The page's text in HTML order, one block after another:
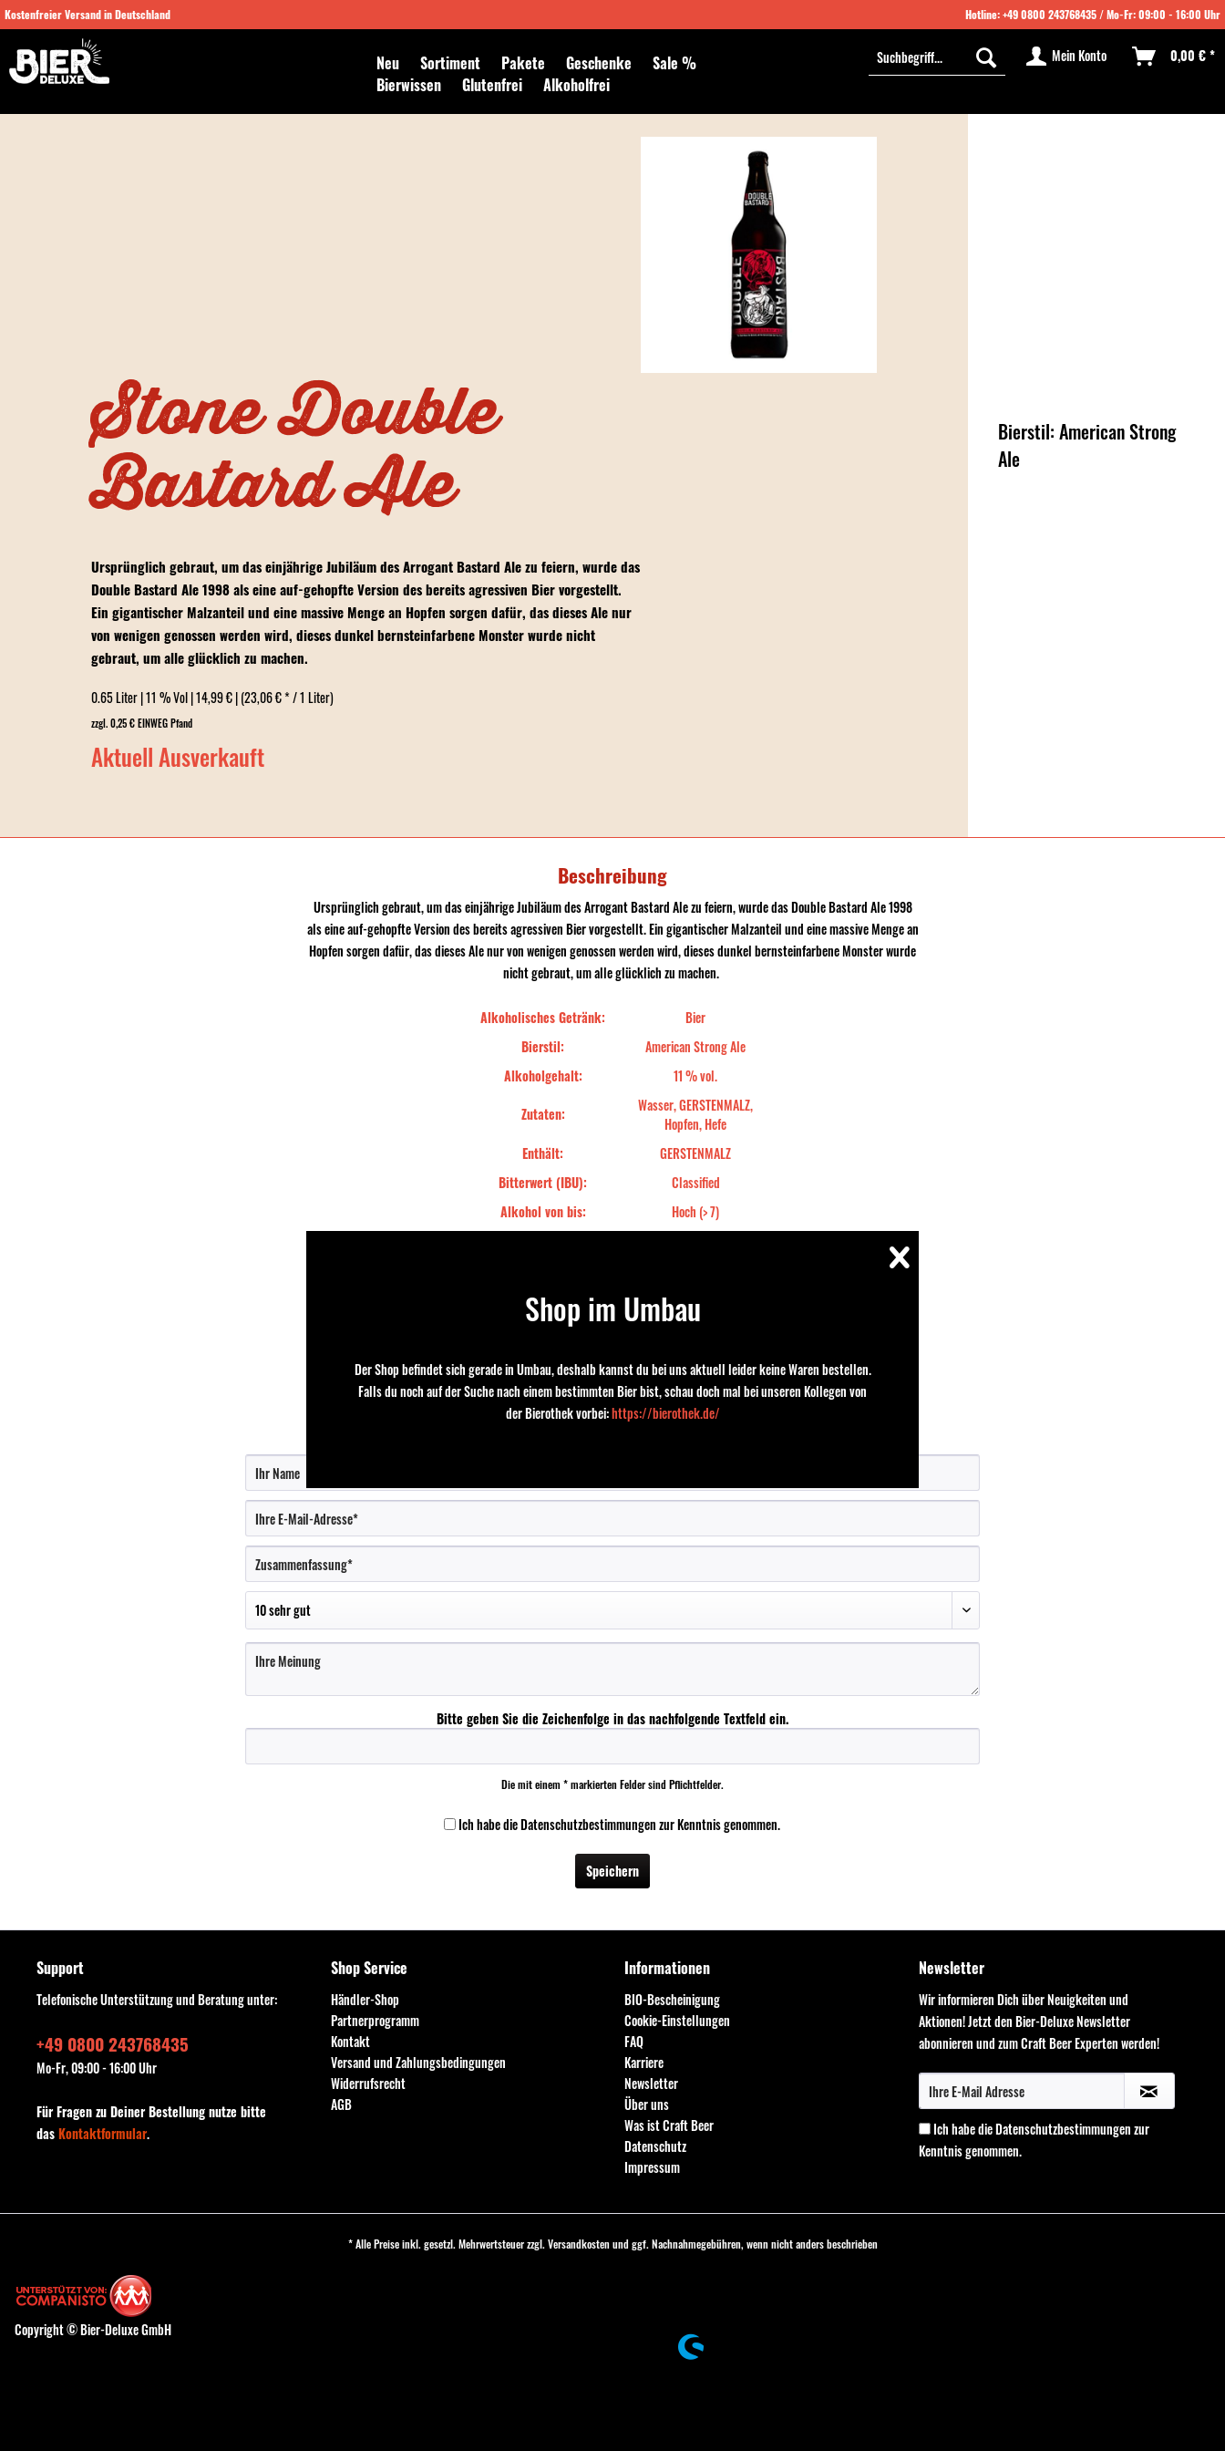
Kostenfreier Versand in Deutschland Hotline:+49 0800 243768435 / Mo-Fr: 09:00 - 16:00 Uhr
Neu Sortiment Pakete Geschenke
Sale %
Bierwissen
Glutenfrei Alkoholfrei
Mein Konto 0,00 € *
Newsletter abonnieren
Stone Double
Bastard Ale
Ursprünglich gebraut, um das einjährige Jubiläum des Arrogant Bastard Ale zu feiern, wurde das
Double Bastard Ale 1998 als eine auf-gehopfte Version des bereits agressiven Bier vorgestellt.
Ein gigantischer Malzanteil und eine massive Menge an Hopfen sorgen dafür, das dieses Ale nur
von wenigen genossen werden wird, dieses dunkel bernsteinfarbene Monster wurde nicht
gebraut, um alle glücklich zu machen.
0.65 Liter | 11 % Vol | 14,99 € | (23,06 € * / 1 Liter)
zzgl. 0,25 € EINWEG Pfand
Aktuell Ausverkauft
Bierstil: American Strong
Ale
Beschreibung
Ursprünglich gebraut, um das einjährige Jubiläum des Arrogant Bastard Ale zu feiern, wurde das Double Bastard Ale 1998
als eine auf-gehopfte Version des bereits agressiven Bier vorgestellt. Ein gigantischer Malzanteil und eine massive Menge an
Hopfen sorgen dafür, das dieses Ale nur von wenigen genossen werden wird, dieses dunkel bernsteinfarbene Monster wurde
nicht gebraut, um alle glücklich zu machen.
Alkoholisches Getränk:
Bier
Bierstil:
American Strong Ale
Alkoholgehalt:
11 % vol.
Zutaten:
Wasser, GERSTENMALZ,
Hopfen, Hefe
Enthält:
GERSTENMALZ
Bitterwert (IBU):
Classified
Alkohol von bis:
Hoch (> 7)
Verantwortliches
Stone Brewing GmbH,
Land:
USA
Bitte geben Sie die Zeichenfolge in das nachfolgende Textfeld ein.
Die mit einem * markierten Felder sind Pflichtfelder.
Ich habe dieDatenschutzbestimmungenzur Kenntnis genommen.
Speichern
Support
Telefonische Unterstützung und Beratung unter:
+49 0800 243768435
Mo-Fr, 09:00 - 16:00 Uhr
Für Fragen zu Deiner Bestellung nutze bitte
dasKontaktformular.
Shop Service
Händler-Shop
Partnerprogramm
Kontakt
Versand und Zahlungsbedingungen
Widerrufsrecht
AGB
Informationen
BIO-Bescheinigung
Cookie-Einstellungen
FAQ
Karriere
Newsletter
Über uns
Was ist Craft Beer
Datenschutz
Impressum
Newsletter
Wir informieren Dich über Neuigkeiten und
Aktionen! Jetzt den Bier-Deluxe Newsletter
abonnieren und zum Craft Beer Experten werden!
Ich habe dieDatenschutzbestimmungenzur
Kenntnis genommen.
* Alle Preise inkl. gesetzl. Mehrwertsteuer zzgl. Versandkostenund ggf. Nachnahmegebühren, wenn nicht anders beschrieben
Copyright © Bier-Deluxe GmbH
Shop im Umbau
Der Shop befindet sich gerade in Umbau, deshalb kannst du bei uns aktuell leider keine Waren bestellen.
Falls du noch auf der Suche nach einem bestimmten Bier bist, schau doch mal bei unseren Kollegen von
der Bierothek vorbei:https://bierothek.de/